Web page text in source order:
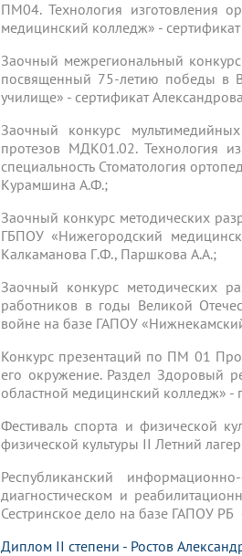
ПМ04. Технология изготовления
медицинский колледж» -
Заочный межрегиональный
посвященный 75-летию победы в
училище» - сертификат
Заочный конкурс
протезов МДК01.02. Технология
специальность Стоматология
Курамшина А.Ф.;
Заочный конкурс методических
ГБПОУ «Нижегородский
Калкаманова Г.Ф., Паршкова А.А.;
Заочный конкурс методических
работников в годы Великой
войне на базе ГАПОУ
Конкурс презентаций по ПМ 01
его окружение. Раздел Здоровый
областной медицинский колледж» -
Фестиваль спорта и физической
физической культуры II Летний
Республиканский
диагностическом и
Сестринское дело на базе ГАПОУ
Диплом II степени - Ростов